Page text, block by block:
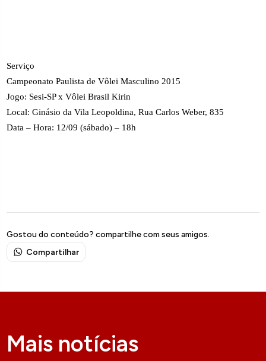
Serviço
Campeonato Paulista de Vôlei Masculino 2015
Jogo: Sesi-SP x Vôlei Brasil Kirin
Local: Ginásio da Vila Leopoldina, Rua Carlos Weber, 835
Data – Hora: 12/09 (sábado) – 18h
Gostou do conteúdo? compartilhe com seus amigos.
Compartilhar
Mais notícias